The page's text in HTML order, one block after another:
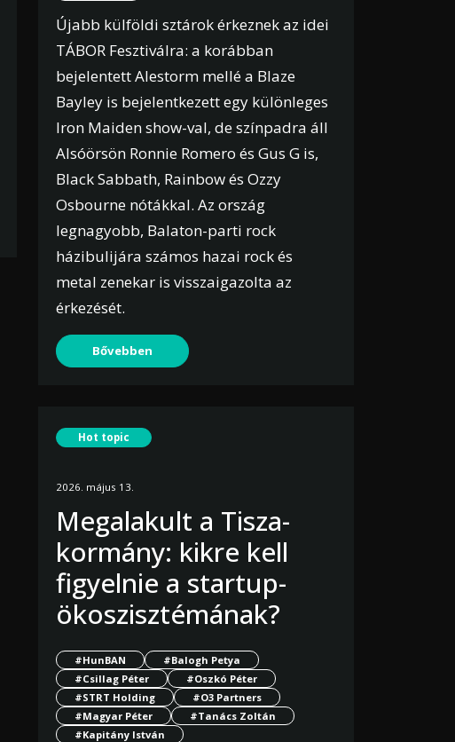
Újabb külföldi sztárok érkeznek az idei
TÁBOR Fesztiválra: a korábban
bejelentett Alestorm mellé a Blaze
Bayley is bejelentkezett egy különleges
Iron Maiden show-val, de színpadra áll
Alsóörsön Ronnie Romero és Gus G is,
Black Sabbath, Rainbow és Ozzy
Osbourne nótákkal. Az ország
legnagyobb, Balaton-parti rock
házibulijára számos hazai rock és
metal zenekar is visszaigazolta az
érkezését.
Bővebben
Hot topic
2026. május 13.
Megalakult a Tisza-
kormány: kikre kell
figyelnie a startup-
ökoszisztémának?
#HunBAN
#Balogh Petya
#Csillag Péter
#Oszkó Péter
#STRT Holding
#O3 Partners
#Magyar Péter
#Tanács Zoltán
#Kapitány István